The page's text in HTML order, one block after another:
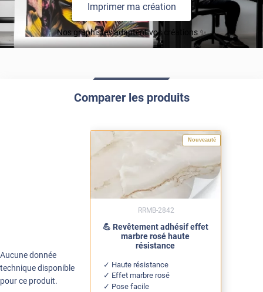
Imprimer ma création
Nos graphistes adaptent vos créations ✨
Comparer les produits
Aucune donnée
technique disponible
pour ce produit.
Nouveauté
💪 Revêtement adhésif effet
marbre rosé haute
résistance
Haute résistance
Effet marbre rosé
Pose facile
RRMB-2842